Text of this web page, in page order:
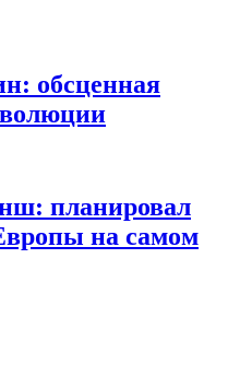
обсценная
планировал
на самом